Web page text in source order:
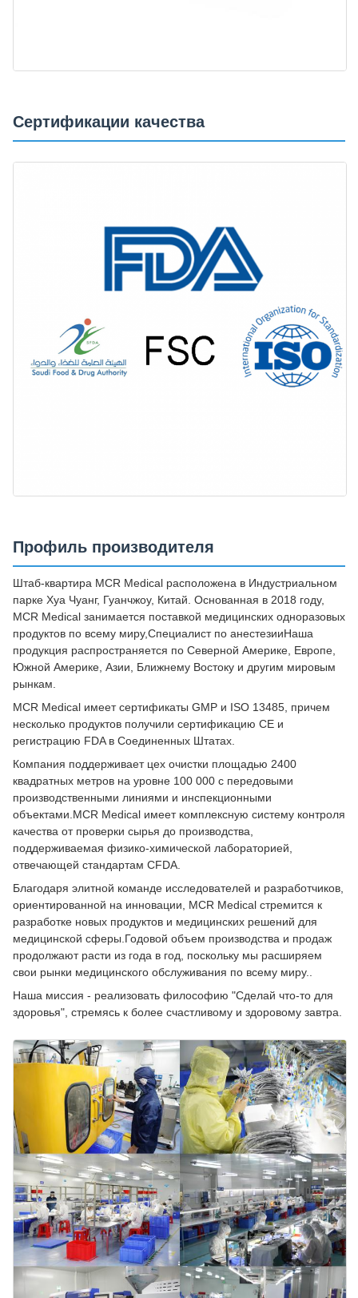
Сертификации качества
Профиль производителя
Штаб-квартира MCR Medical расположена в Индустриальном
парке Хуа Чуанг, Гуанчжоу, Китай. Основанная в 2018 году,
MCR Medical занимается поставкой медицинских одноразовых
продуктов по всему миру,Специалист по анестезииНаша
продукция распространяется по Северной Америке, Европе,
Южной Америке, Азии, Ближнему Востоку и другим мировым
рынкам.
MCR Medical имеет сертификаты GMP и ISO 13485, причем
несколько продуктов получили сертификацию CE и
регистрацию FDA в Соединенных Штатах.
Компания поддерживает цех очистки площадью 2400
квадратных метров на уровне 100 000 с передовыми
производственными линиями и инспекционными
объектами.MCR Medical имеет комплексную систему контроля
качества от проверки сырья до производства,
поддерживаемая физико-химической лабораторией,
отвечающей стандартам CFDA.
Благодаря элитной команде исследователей и разработчиков,
ориентированной на инновации, MCR Medical стремится к
разработке новых продуктов и медицинских решений для
медицинской сферы.Годовой объем производства и продаж
продолжают расти из года в год, поскольку мы расширяем
свои рынки медицинского обслуживания по всему миру..
Наша миссия - реализовать философию "Сделай что-то для
здоровья", стремясь к более счастливому и здоровому завтра.